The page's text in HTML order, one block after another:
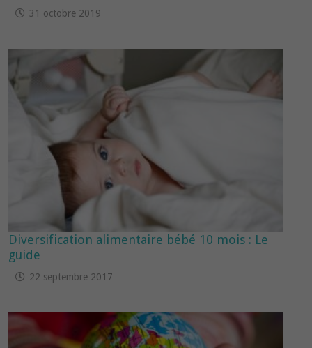
31 octobre 2019
Diversification alimentaire bébé 10 mois : Le
guide
22 septembre 2017